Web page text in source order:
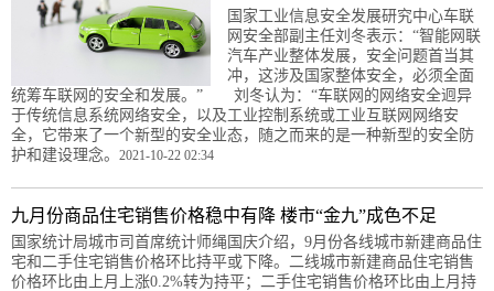
国家工业信息安全发展研究中心车联
网安全部副主任刘冬表示：“智能网联
汽车产业整体发展，安全问题首当其
冲，这涉及国家整体安全，必须全面
统筹车联网的安全和发展。” 刘冬认为：“车联网的网络安全迥异
于传统信息系统网络安全，以及工业控制系统或工业互联网网络安
全，它带来了一个新型的安全业态，随之而来的是一种新型的安全防
护和建设理念。 2021-10-22 02:34
九月份商品住宅销售价格稳中有降 楼市“金九”成色不足
国家统计局城市司首席统计师绳国庆介绍，9月份各线城市新建商品住
宅和二手住宅销售价格环比持平或下降。二线城市新建商品住宅销售
价格环比由上月上涨0.2%转为持平；二手住宅销售价格环比由上月持